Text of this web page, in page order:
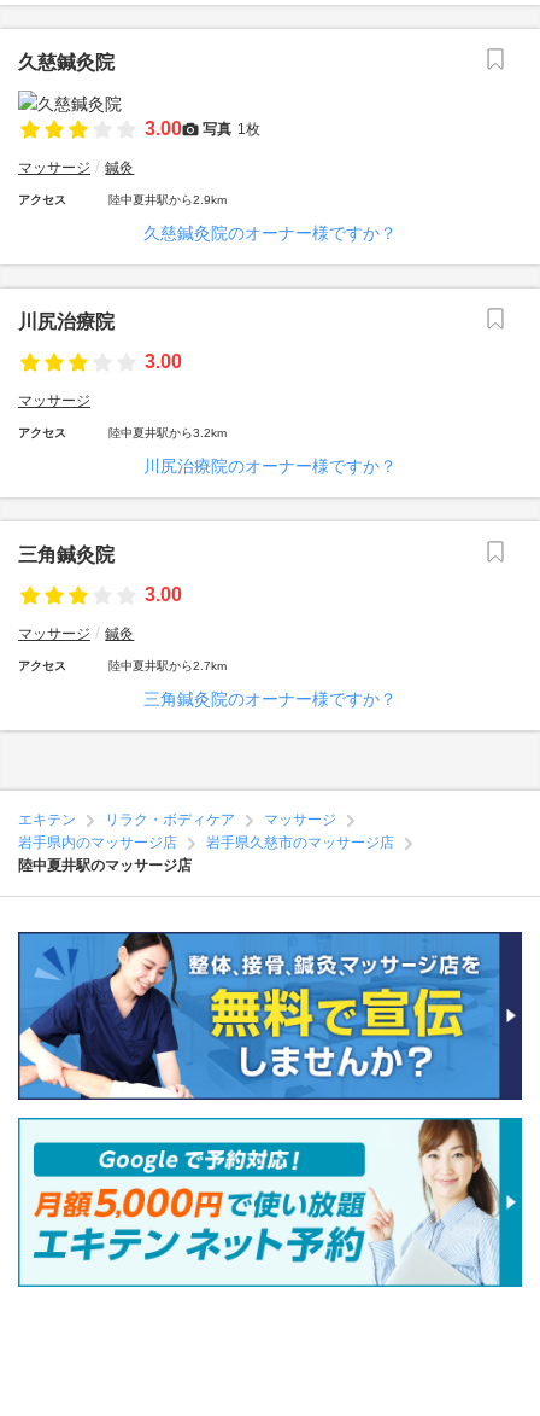
久慈鍼灸院
3.00 写真 1枚
マッサージ 鍼灸
アクセス 陸中夏井駅から2.9km
久慈鍼灸院のオーナー様ですか？
川尻治療院
3.00
マッサージ
アクセス 陸中夏井駅から3.2km
川尻治療院のオーナー様ですか？
三角鍼灸院
3.00
マッサージ 鍼灸
アクセス 陸中夏井駅から2.7km
三角鍼灸院のオーナー様ですか？
エキテン リラク・ボディケア
マッサージ
岩手県内のマッサージ店
岩手県久慈市のマッサージ店
陸中夏井駅のマッサージ店